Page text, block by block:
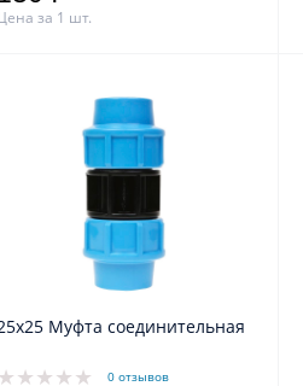
за 1 шт.
Муфта соединительная
0 отзывов